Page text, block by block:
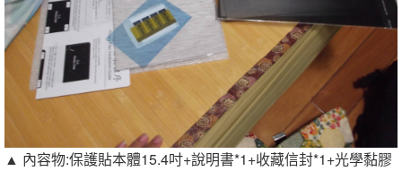
▲ 內容物:保護貼本體15.4吋+說明書*1+收藏信封*1+光學黏膠